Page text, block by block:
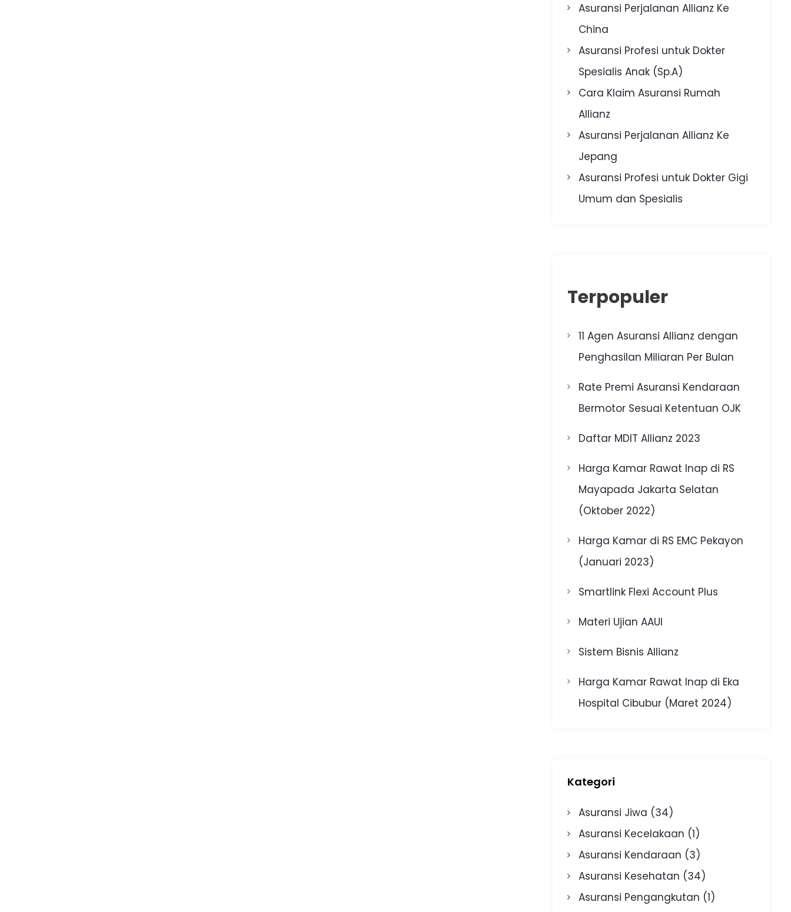
Asuransi Perjalanan Allianz Ke
China
Asuransi Profesi untuk Dokter
Spesialis Anak (Sp.A)
Cara Klaim Asuransi Rumah
Allianz
Asuransi Perjalanan Allianz Ke
Jepang
Asuransi Profesi untuk Dokter Gigi
Umum dan Spesialis
Terpopuler
11 Agen Asuransi Allianz dengan
Penghasilan Miliaran Per Bulan
Rate Premi Asuransi Kendaraan
Bermotor Sesuai Ketentuan OJK
Daftar MDIT Allianz 2023
Harga Kamar Rawat Inap di RS
Mayapada Jakarta Selatan
(Oktober 2022)
Harga Kamar di RS EMC Pekayon
(Januari 2023)
Smartlink Flexi Account Plus
Materi Ujian AAUI
Sistem Bisnis Allianz
Harga Kamar Rawat Inap di Eka
Hospital Cibubur (Maret 2024)
Kategori
Asuransi Jiwa (34)
Asuransi Kecelakaan (1)
Asuransi Kendaraan (3)
Asuransi Kesehatan (34)
Asuransi Pengangkutan (1)